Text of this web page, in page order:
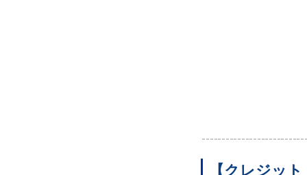
【クレジッ